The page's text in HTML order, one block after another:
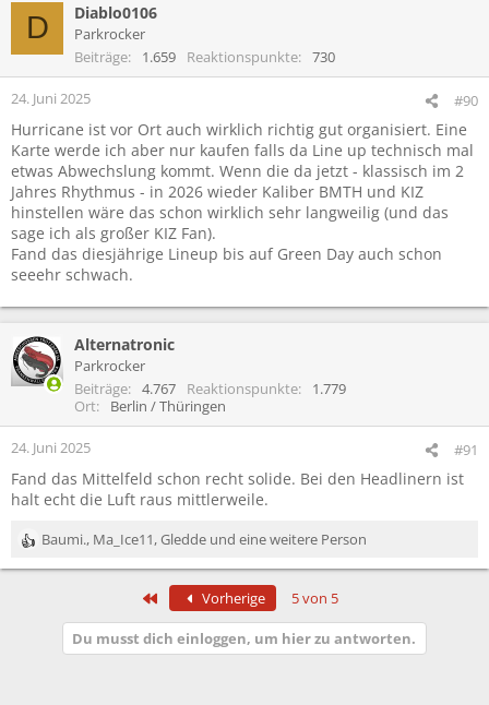
D Diablo0106
Parkrocker
Beiträge
1.659 Reaktionspunkte 730
24. Juni 2025 #90
Hurricane ist vor Ort auch wirklich richtig gut organisiert. Eine
Karte werde ich aber nur kaufen falls da Line up technisch mal
etwas Abwechslung kommt. Wenn die da jetzt - klassisch im 2
Jahres Rhythmus - in 2026 wieder Kaliber BMTH und KIZ
hinstellen wäre das schon wirklich sehr langweilig (und das
sage ich als großer KIZ Fan).
Fand das diesjährige Lineup bis auf Green Day auch schon
seeehr schwach.
Alternatronic
Parkrocker
Beiträge
4.767 Reaktionspunkte
1.779
Ort
Berlin / Thüringen
24. Juni 2025 #91
Fand das Mittelfeld schon recht solide. Bei den Headlinern ist
halt echt die Luft raus mittlerweile.
R
e
Baumi., Ma_Ice11,Gledde und eine weitere Person
Erste Vorherige 5 von 5
Du musst dich einloggen, um hier zu antworten.